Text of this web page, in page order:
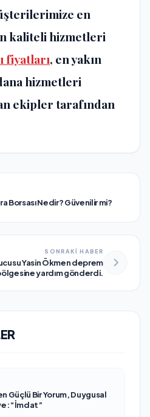
en
kaliteli hizmetleri
fiyatları, en yakın
hizmetleri
ekipler tarafından
Borsası Nedir? Güvenilir mi?
SONRAKİ HABER
Yasin Ökmen deprem
yardım gönderdi.
Güçlü Bir Yorum, Duygusal
“İmdat”